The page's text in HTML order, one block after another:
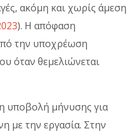
ακόμη και χωρίς άμεση
). Η απόφαση
την υποχρέωση
όταν θεμελιώνεται
υποβολή μήνυσης για
με την εργασία. Στην